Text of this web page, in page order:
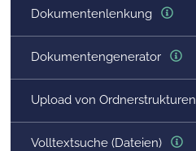
Dokumentenlenkung
Dokumentengenerator
Upload von Ordnerstrukturen
Volltextsuche (Dateien)